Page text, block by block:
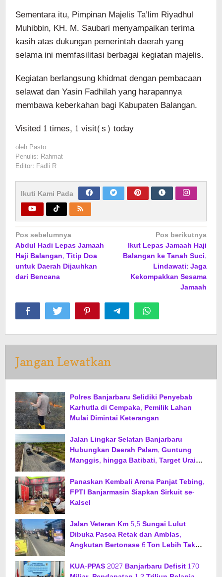
Sementara itu, Pimpinan Majelis Ta’lim Riyadhul
Muhibbin, KH. M. Saubari menyampaikan terima
kasih atas dukungan pemerintah daerah yang
selama ini memfasilitasi berbagai kegiatan majelis.
Kegiatan berlangsung khidmat dengan pembacaan
selawat dan Yasin Fadhilah yang harapannya
membawa keberkahan bagi Kabupaten Balangan.
Visited 1 times, 1 visit(s) today
oleh Pasto
Penulis: Rahmat
Editor: Fadli R
Ikuti Kami Pada
Navigasi
pos
Pos sebelumnya
Abdul Hadi Lepas Jamaah
Haji Balangan, Titip Doa
untuk Daerah Dijauhkan
dari Bencana
Pos berikutnya
Ikut Lepas Jamaah Haji
Balangan ke Tanah Suci,
Lindawati: Jaga
Kekompakkan Sesama
Jamaah
Jangan Lewatkan
Polres Banjarbaru Selidiki Penyebab
Karhutla di Cempaka, Pemilik Lahan
Mulai Dimintai Keterangan
Jalan Lingkar Selatan Banjarbaru
Hubungkan Daerah Palam, Guntung
Manggis, hingga Batibati, Target Urai
Panaskan Kembali Arena Panjat Tebing,
FPTI Banjarmasin Siapkan Sirkuit se-
Kalsel
Jalan Veteran Km 5,5 Sungai Lulut
Dibuka Pasca Retak dan Amblas,
Angkutan Bertonase 6 Ton Lebih Tak
KUA-PPAS 2027 Banjarbaru Defisit 170